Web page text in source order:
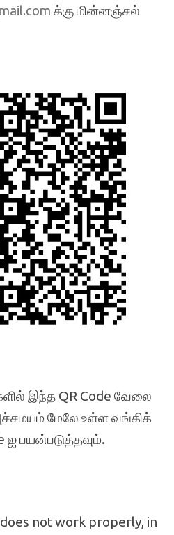
க்கு மின்னஞ்சல்
இந்த QR Code வேலை
மேலே உள்ள வங்கிக்
பயன்படுத்தவும்.
not work properly, in